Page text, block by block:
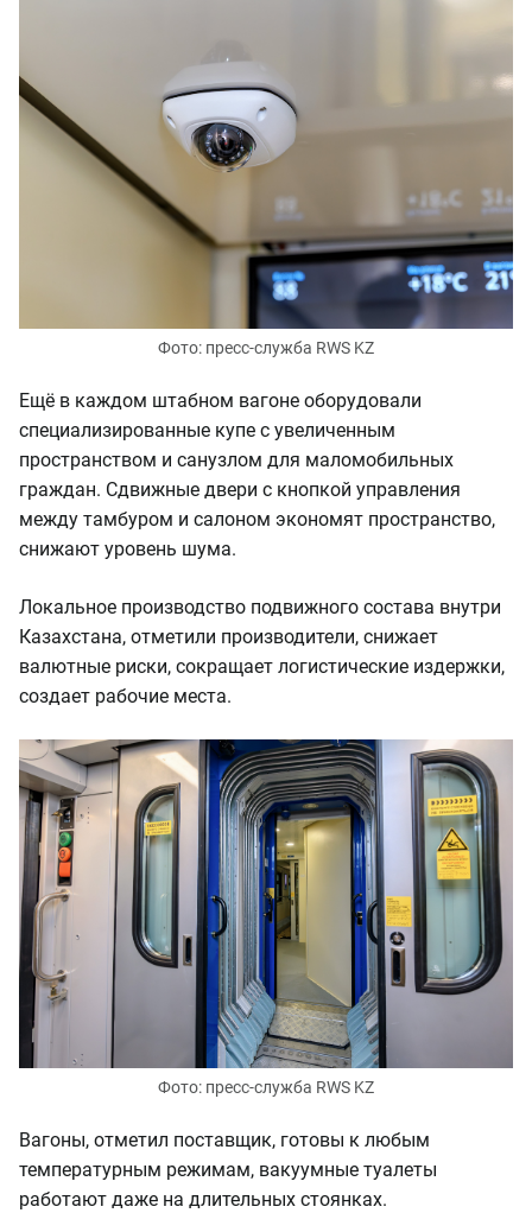
Фото: пресс-служба RWS KZ
Ещё в каждом штабном вагоне оборудовали
специализированные купе с увеличенным
пространством и санузлом для маломобильных
граждан. Сдвижные двери с кнопкой управления
между тамбуром и салоном экономят пространство,
снижают уровень шума.
Локальное производство подвижного состава внутри
Казахстана, отметили производители, снижает
валютные риски, сокращает логистические издержки,
создает рабочие места.
Фото: пресс-служба RWS KZ
Вагоны, отметил поставщик, готовы к любым
температурным режимам, вакуумные туалеты
работают даже на длительных стоянках.